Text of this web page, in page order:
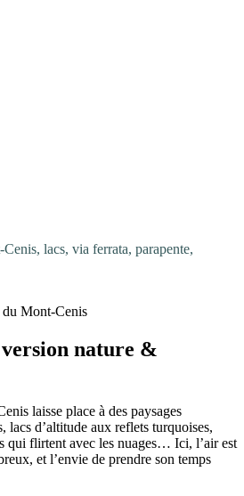
lacs, via ferrata, parapente,
nature &
laisse place à des paysages
lacs d’altitude aux reflets turquoises,
qui flirtent avec les nuages… Ici, l’air est
et l’envie de prendre son temps